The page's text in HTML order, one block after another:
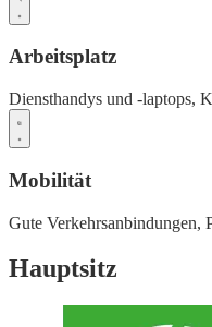
Arbeitsplatz
Diensthandys und -laptops,
Mobilität
Gute Verkehrsanbindungen,
Hauptsitz